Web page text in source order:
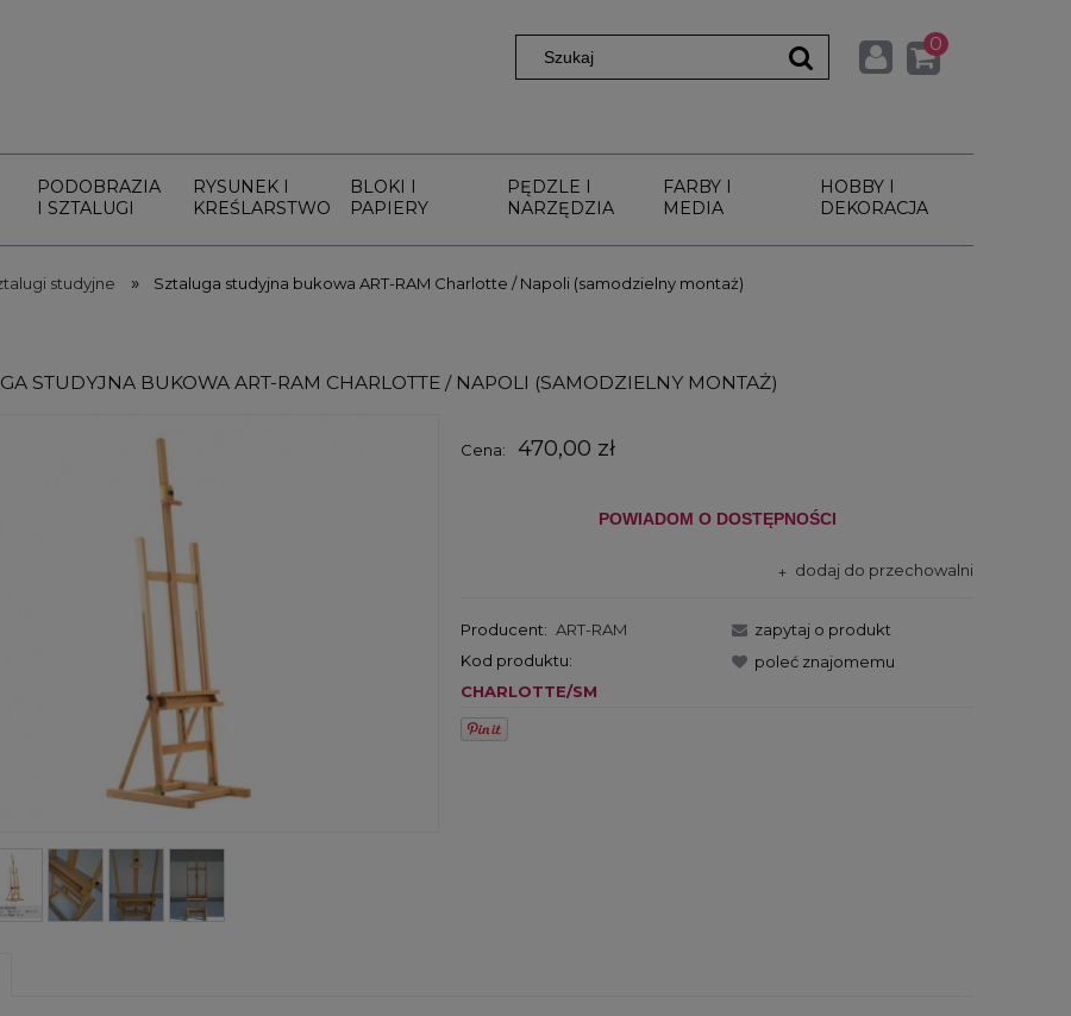
0
PODOBRAZIA
I SZTALUGI
RYSUNEK I
KREŚLARSTWO
BLOKI I
PAPIERY
PĘDZLE I
NARZĘDZIA
FARBY I
MEDIA
HOBBY I
DEKORACJA
studyjne » Sztaluga studyjna bukowa ART-RAM Charlotte / Napoli (samodzielny montaż)
STUDYJNA BUKOWA ART-RAM CHARLOTTE / NAPOLI (SAMODZIELNY MONTAŻ)
Cena: 470,00 zł
POWIADOM O DOSTĘPNOŚCI
dodaj do przechowalni
Producent: ART-RAM
Kod produktu:
CHARLOTTE/SM
zapytaj o produkt
poleć znajomemu